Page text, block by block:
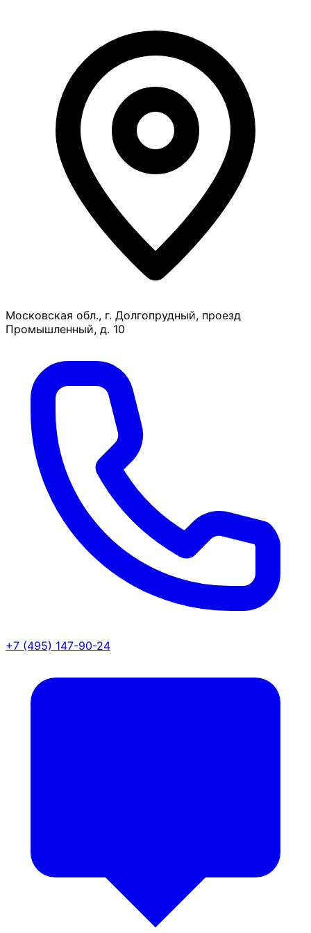
Московская обл., г. Долгопрудный, проезд
Промышленный, д. 10
+7 (495) 147-90-24